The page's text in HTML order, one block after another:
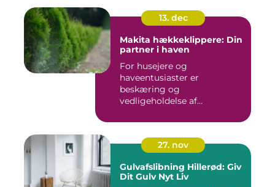
13. dec
Makita hækkeklippere: Din
partner i haven
For husejere og
haveentusiaster er
beskæring og
vedligeholdelse af
27. nov
Gulvafslibning Hillerød: Giv
Dit Gulv Nyt Liv